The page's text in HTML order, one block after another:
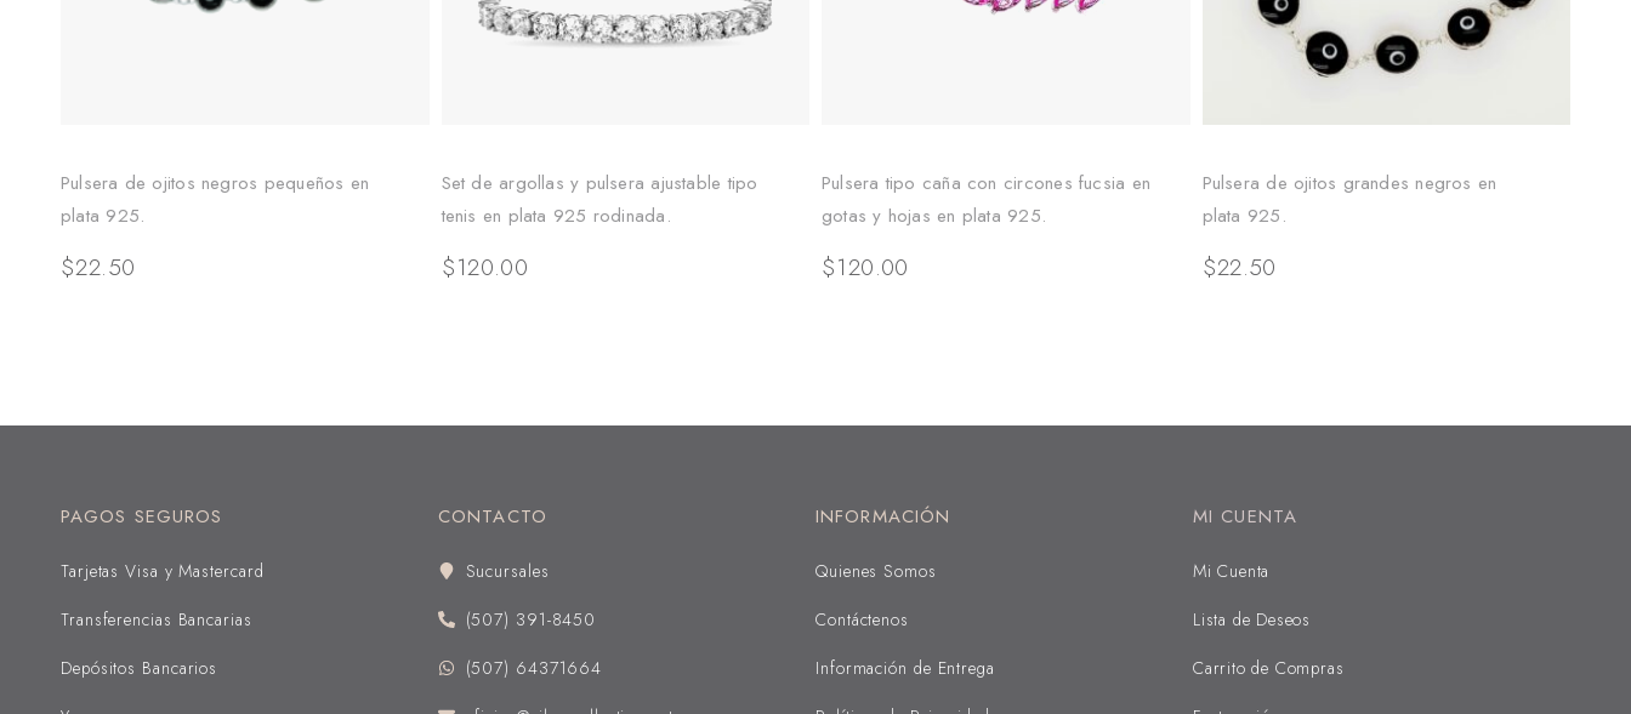
Pulsera de ojitos negros pequeños en
plata 925.
$22.50
Set de argollas y pulsera ajustable tipo
tenis en plata 925 rodinada.
$120.00
Pulsera tipo caña con circones fucsia en
gotas y hojas en plata 925.
$120.00
Pulsera de ojitos grandes negros en
plata 925.
$22.50
PAGOS SEGUROS
Tarjetas Visa y Mastercard
Transferencias Bancarias
Depósitos Bancarios
CONTACTO
Sucursales
(507) 391-8450
(507) 64371664
INFORMACIÓN
Quienes Somos
Contáctenos
Información de Entrega
MI CUENTA
Mi Cuenta
Lista de Deseos
Carrito de Compras